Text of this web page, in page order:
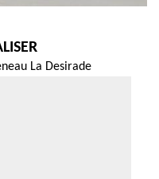
La Desirade